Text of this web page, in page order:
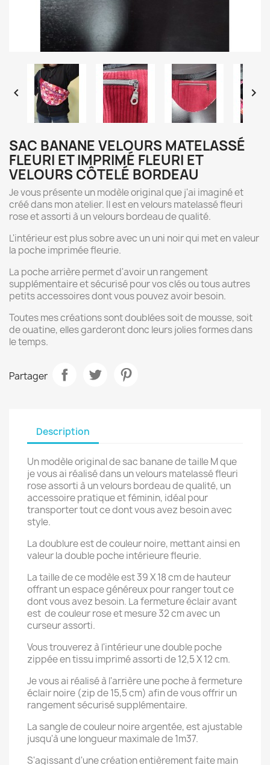
 
SAC BANANE VELOURS MATELASSÉ
FLEURI ET IMPRIMÉ FLEURI ET
VELOURS CÔTELÉ BORDEAU
Je vous présente un modèle original que j'ai imaginé et
créé dans mon atelier. Il est en velours matelassé fleuri
rose et assorti à un velours bordeau de qualité.
L'intérieur est plus sobre avec un uni noir qui met en valeur
la poche imprimée fleurie.
La poche arrière permet d'avoir un rangement
supplémentaire et sécurisé pour vos clés ou tous autres
petits accessoires dont vous pouvez avoir besoin.
Toutes mes créations sont doublées soit de mousse, soit
de ouatine, elles garderont donc leurs jolies formes dans
le temps.
Partager
Description
Un modèle original de sac banane de taille M que
je vous ai réalisé dans un velours matelassé fleuri
rose assorti à un velours bordeau de qualité, un
accessoire pratique et féminin, idéal pour
transporter tout ce dont vous avez besoin avec
style.
La doublure est de couleur noire, mettant ainsi en
valeur la double poche intérieure fleurie.
La taille de ce modèle est 39 X 18 cm de hauteur
offrant un espace généreux pour ranger tout ce
dont vous avez besoin. La fermeture éclair avant
est de couleur rose et mesure 32 cm avec un
curseur assorti.
Vous trouverez à l'intérieur une double poche
zippée en tissu imprimé assorti de 12,5 X 12 cm.
Je vous ai réalisé à l'arrière une poche à fermeture
éclair noire (zip de 15,5 cm) afin de vous offrir un
rangement sécurisé supplémentaire.
La sangle de couleur noire argentée, est ajustable
jusqu'à une longueur maximale de 1m37.
S'agissant d'une création entièrement faite main
Créer une liste d'envies ×
Nom de la liste d'envies
Annuler Créer une liste d'envies